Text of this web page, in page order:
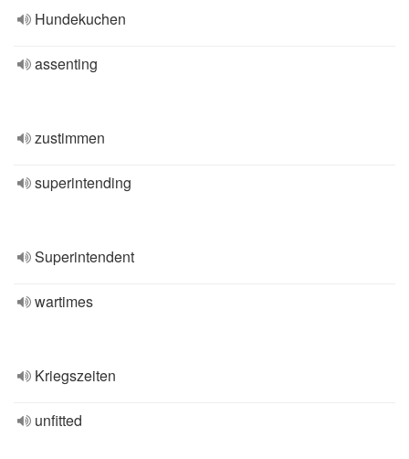
Hundekuchen
assenting
zustimmen
superintending
Superintendent
wartimes
Kriegszeiten
unfitted